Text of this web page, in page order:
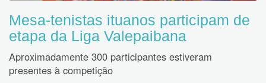
Mesa-tenistas ituanos participam de
etapa da Liga Valepaibana
Aproximadamente 300 participantes estiveram
presentes à competição